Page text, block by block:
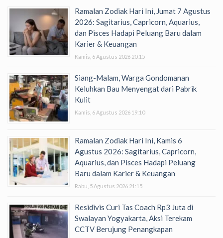
Ramalan Zodiak Hari Ini, Jumat 7 Agustus
2026: Sagitarius, Capricorn, Aquarius,
dan Pisces Hadapi Peluang Baru dalam
Karier & Keuangan
Kamis, 6 Agustus 2026 20:15
Siang-Malam, Warga Gondomanan
Keluhkan Bau Menyengat dari Pabrik
Kulit
Kamis, 6 Agustus 2026 19:10
Ramalan Zodiak Hari Ini, Kamis 6
Agustus 2026: Sagitarius, Capricorn,
Aquarius, dan Pisces Hadapi Peluang
Baru dalam Karier & Keuangan
Rabu, 5 Agustus 2026 21:15
Residivis Curi Tas Coach Rp3 Juta di
Swalayan Yogyakarta, Aksi Terekam
CCTV Berujung Penangkapan